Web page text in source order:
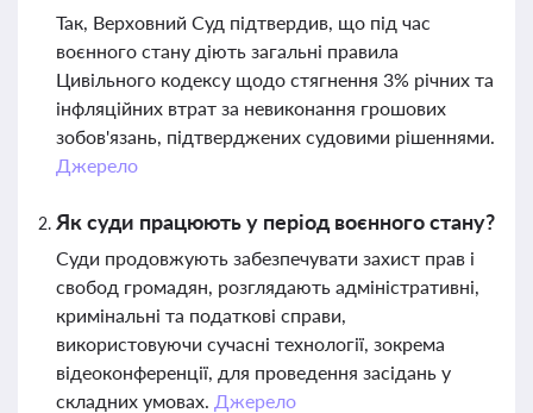
Так, Верховний Суд підтвердив, що під час
воєнного стану діють загальні правила
Цивільного кодексу щодо стягнення 3% річних та
інфляційних втрат за невиконання грошових
зобов'язань, підтверджених судовими рішеннями.
Джерело
Як суди працюють у період воєнного стану?
Суди продовжують забезпечувати захист прав і
свобод громадян, розглядають адміністративні,
кримінальні та податкові справи,
використовуючи сучасні технології, зокрема
відеоконференції, для проведення засідань у
складних умовах. Джерело